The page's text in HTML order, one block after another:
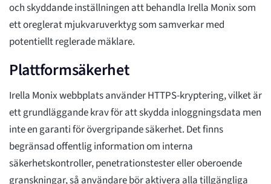
och skyddande inställningen att behandla Irella Monix som
ett oreglerat mjukvaruverktyg som samverkar med
potentiellt reglerade mäklare.
Plattformsäkerhet
Irella Monix webbplats använder HTTPS-kryptering, vilket är
ett grundläggande krav för att skydda inloggningsdata men
inte en garanti för övergripande säkerhet. Det finns
begränsad offentlig information om interna
säkerhetskontroller, penetrationstester eller oberoende
granskningar, så användare bör aktivera alla tillgängliga